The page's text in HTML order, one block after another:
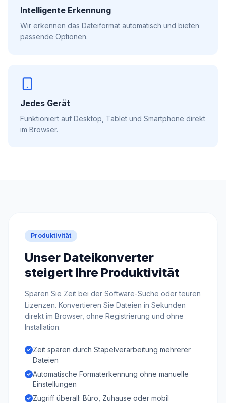
Intelligente Erkennung
Wir erkennen das Dateiformat automatisch und bieten
passende Optionen.
Jedes Gerät
Funktioniert auf Desktop, Tablet und Smartphone direkt
im Browser.
Produktivität
Unser Dateikonverter
steigert Ihre Produktivität
Sparen Sie Zeit bei der Software-Suche oder teuren
Lizenzen. Konvertieren Sie Dateien in Sekunden
direkt im Browser, ohne Registrierung und ohne
Installation.
Zeit sparen durch Stapelverarbeitung mehrerer
Dateien
Automatische Formaterkennung ohne manuelle
Einstellungen
Zugriff überall: Büro, Zuhause oder mobil